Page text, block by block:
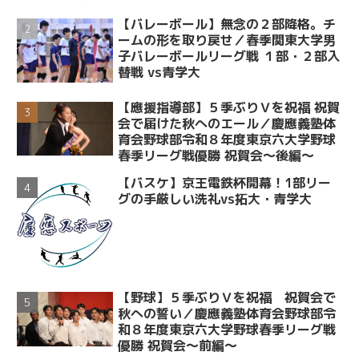
【バレーボール】無念の２部降格。チ
ームの形を取り戻せ／春季関東大学男
子バレーボールリーグ戦 １部・２部入
替戦 vs青学大
【應援指導部】５季ぶりＶを祝福 祝賀
会で届けた秋へのエール／慶應義塾体
育会野球部令和８年度東京六大学野球
春季リーグ戦優勝 祝賀会～後編～
【バスケ】京王電鉄杯開幕！1部リー
グの手厳しい洗礼vs拓大・青学大
【野球】５季ぶりＶを祝福 祝賀会で
秋への誓い／慶應義塾体育会野球部令
和８年度東京六大学野球春季リーグ戦
優勝 祝賀会～前編～